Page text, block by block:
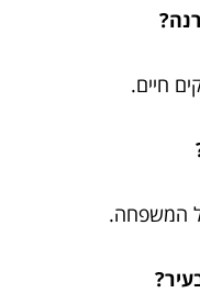
חיים.
המשפחה.